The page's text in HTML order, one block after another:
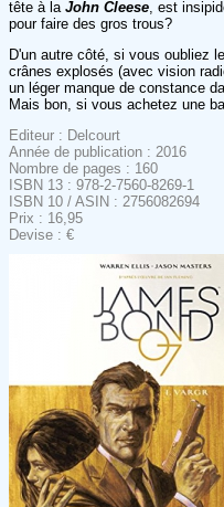
tête à la John Cleese , est
pour faire des gros trous?
D'un autre côté, si vous oubliez
crânes explosés (avec vision
un léger manque de constance
Mais bon, si vous achetez une
Editeur : Delcourt
Année de publication : 2016
Nombre de pages : 160
ISBN 13 : 978-2-7560-8269-1
ISBN 10 / ASIN : 2756082694
Prix : 16,95
Devise : €